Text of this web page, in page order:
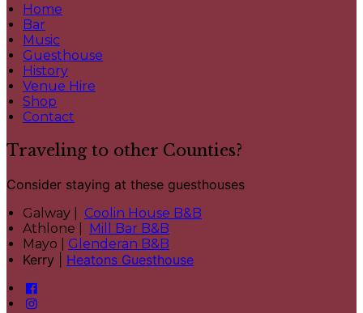
Home
Bar
Music
Guesthouse
History
Venue Hire
Shop
Contact
Traveling to other Counties?
Consider staying at these guesthouses
Galway | Coolin House B&B
Athlone | Mill Bar B&B
Mayo | Glenderan B&B
Kerry | Heatons Guesthouse